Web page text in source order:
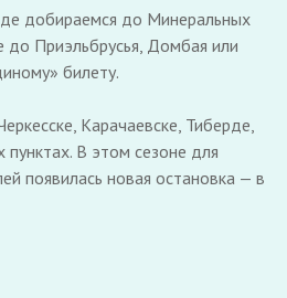
добираемся до Минеральных
до Приэльбрусья, Домбая или
билету.
Карачаевске, Тиберде,
пунктах. В этом сезоне для
появилась новая остановка — в